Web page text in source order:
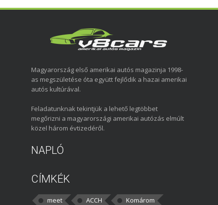
Magyarország első amerikai autós magazinja 1998-
as megszületése óta együtt fejlődik a hazai amerikai
autós kultúrával.
Feladatunknak tekintjük a lehető legtöbbet
megőrizni a magyarországi amerikai autózás elmúlt
közel három évtizedéről.
NAPLÓ
CÍMKÉK
meet ACCH
Komárom